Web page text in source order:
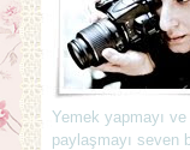
Yemek yapmayı ve
paylaşmayı seven